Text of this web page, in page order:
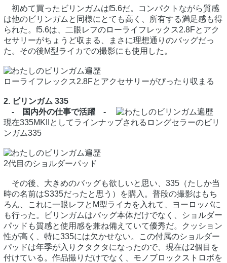
初めて買ったビリンガムはf5.6だ。コンパクトながら質感
は他のビリンガムと同様にとても高く、所有する満足感も得
られた。f5.6は、二眼レフのローライフレックス2.8Fとアク
セサリーがちょうど収まる、まさに理想通りのバッグだっ
た。その後M型ライカでの撮影にも使用した。
ローライフレックス2.8Fとアクセサリーがぴったり収まる
2. ビリンガム 335
- 国内外の仕事で活躍 -
現在335MKIIとしてラインナップされるロングセラーのビリ
ンガム335
2代目のショルダーパッド
その後、大きめのバッグも欲しいと思い、335（たしか当
時の名前はS335だったと思う）を購入。普段の撮影はもち
ろん、これに一眼レフとM型ライカを入れて、ヨーロッパに
も行った。ビリンガムはバッグ本体だけでなく、ショルダー
パッドも質感と使用感を兼ね備えていて優秀だ。クッション
性が高く、特に335には欠かせない。この付属のショルダー
パッドは年季が入りクタクタになったので、現在は2個目を
付けている。作品撮りだけでなく、モノブロックストロボを